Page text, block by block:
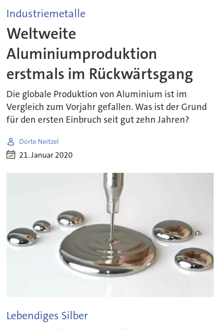
Industriemetalle
Weltweite
Aluminiumproduktion
erstmals im Rückwärtsgang
Die globale Produktion von Aluminium ist im
Vergleich zum Vorjahr gefallen. Was ist der Grund
für den ersten Einbruch seit gut zehn Jahren?
Dörte Neitzel
21. Januar 2020
Lebendiges Silber